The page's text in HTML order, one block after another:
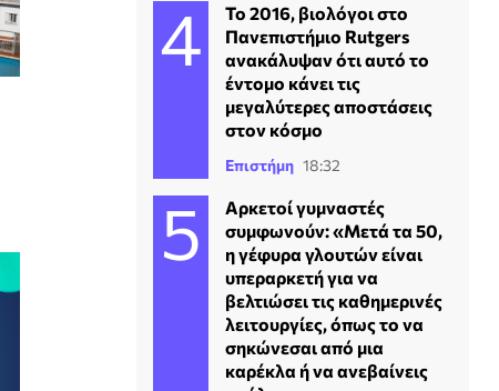
Το 2016, βιολόγοι στο
Πανεπιστήμιο Rutgers
ανακάλυψαν ότι αυτό το
έντομο κάνει τις
μεγαλύτερες αποστάσεις
στον κόσμο
Επιστήμη 18:32
Αρκετοί γυμναστές
συμφωνούν: «Μετά τα 50,
η γέφυρα γλουτών είναι
υπεραρκετή για να
βελτιώσει τις καθημερινές
λειτουργίες, όπως το να
σηκώνεσαι από μια
καρέκλα ή να ανεβαίνεις